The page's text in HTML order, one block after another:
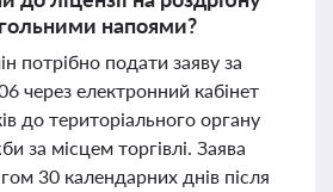
напоями?
потрібно подати заяву за
через електронний кабінет
до територіального органу
за місцем торгівлі. Заява
30 календарних днів після